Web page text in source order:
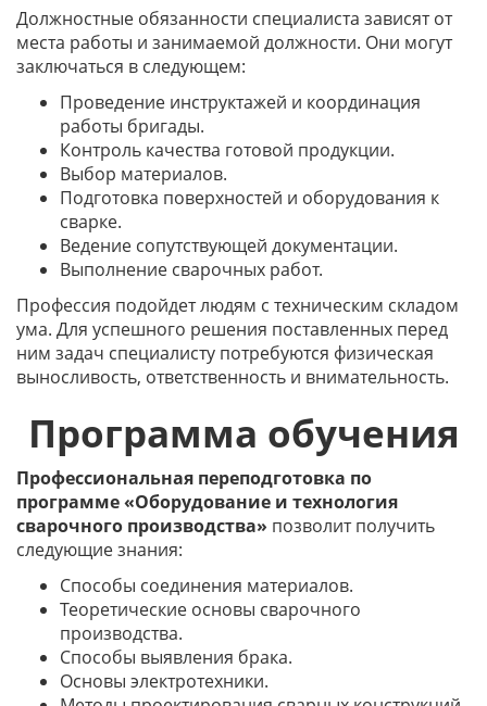
Должностные обязанности специалиста зависят от
места работы и занимаемой должности. Они могут
заключаться в следующем:
Проведение инструктажей и координация
работы бригады.
Контроль качества готовой продукции.
Выбор материалов.
Подготовка поверхностей и оборудования к
сварке.
Ведение сопутствующей документации.
Выполнение сварочных работ.
Профессия подойдет людям с техническим складом
ума. Для успешного решения поставленных перед
ним задач специалисту потребуются физическая
выносливость, ответственность и внимательность.
Программа обучения
Профессиональная переподготовка по
программе «Оборудование и технология
сварочного производства» позволит получить
следующие знания:
Способы соединения материалов.
Теоретические основы сварочного
производства.
Способы выявления брака.
Основы электротехники.